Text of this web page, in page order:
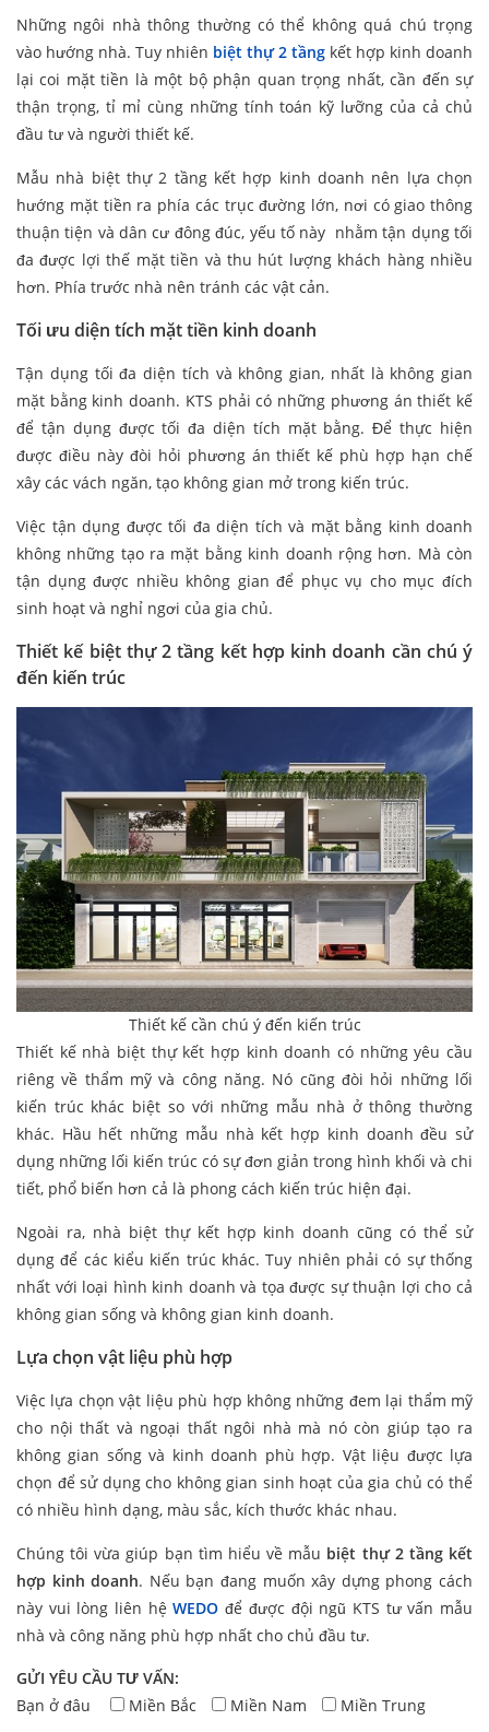
Những ngôi nhà thông thường có thể không quá chú trọng
vào hướng nhà. Tuy nhiên biệt thự 2 tầng kết hợp kinh doanh
lại coi mặt tiền là một bộ phận quan trọng nhất, cần đến sự
thận trọng, tỉ mỉ cùng những tính toán kỹ lưỡng của cả chủ
đầu tư và người thiết kế.
Mẫu nhà biệt thự 2 tầng kết hợp kinh doanh nên lựa chọn
hướng mặt tiền ra phía các trục đường lớn, nơi có giao thông
thuận tiện và dân cư đông đúc, yếu tố này nhằm tận dụng tối
đa được lợi thế mặt tiền và thu hút lượng khách hàng nhiều
hơn. Phía trước nhà nên tránh các vật cản.
Tối ưu diện tích mặt tiền kinh doanh
Tận dụng tối đa diện tích và không gian, nhất là không gian
mặt bằng kinh doanh. KTS phải có những phương án thiết kế
để tận dụng được tối đa diện tích mặt bằng. Để thực hiện
được điều này đòi hỏi phương án thiết kế phù hợp hạn chế
xây các vách ngăn, tạo không gian mở trong kiến trúc.
Việc tận dụng được tối đa diện tích và mặt bằng kinh doanh
không những tạo ra mặt bằng kinh doanh rộng hơn. Mà còn
tận dụng được nhiều không gian để phục vụ cho mục đích
sinh hoạt và nghỉ ngơi của gia chủ.
Thiết kế biệt thự 2 tầng kết hợp kinh doanh cần chú ý
đến kiến trúc
Thiết kế cần chú ý đến kiến trúc
Thiết kế nhà biệt thự kết hợp kinh doanh có những yêu cầu
riêng về thẩm mỹ và công năng. Nó cũng đòi hỏi những lối
kiến trúc khác biệt so với những mẫu nhà ở thông thường
khác. Hầu hết những mẫu nhà kết hợp kinh doanh đều sử
dụng những lối kiến trúc có sự đơn giản trong hình khối và chi
tiết, phổ biến hơn cả là phong cách kiến trúc hiện đại.
Ngoài ra, nhà biệt thự kết hợp kinh doanh cũng có thể sử
dụng để các kiểu kiến trúc khác. Tuy nhiên phải có sự thống
nhất với loại hình kinh doanh và tọa được sự thuận lợi cho cả
không gian sống và không gian kinh doanh.
Lựa chọn vật liệu phù hợp
Việc lựa chọn vật liệu phù hợp không những đem lại thẩm mỹ
cho nội thất và ngoại thất ngôi nhà mà nó còn giúp tạo ra
không gian sống và kinh doanh phù hợp. Vật liệu được lựa
chọn để sử dụng cho không gian sinh hoạt của gia chủ có thể
có nhiều hình dạng, màu sắc, kích thước khác nhau.
Chúng tôi vừa giúp bạn tìm hiểu về mẫu biệt thự 2 tầng kết
hợp kinh doanh. Nếu bạn đang muốn xây dựng phong cách
này vui lòng liên hệWEDO để được đội ngũ KTS tư vấn mẫu
nhà và công năng phù hợp nhất cho chủ đầu tư.
GỬI YÊU CẦU TƯ VẤN:
Bạn ở đâu
Miền Bắc Miền Nam Miền Trung